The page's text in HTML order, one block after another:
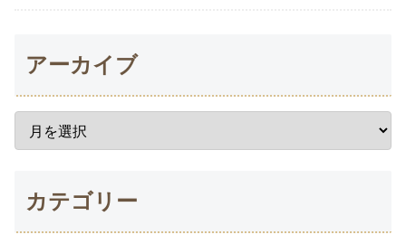
アーカイブ
カテゴリー